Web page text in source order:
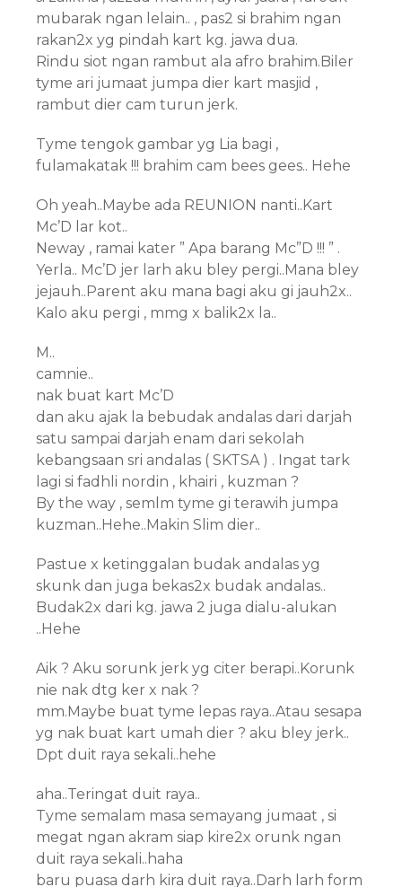
mubarak ngan lelain.. , pas2 si brahim ngan
rakan2x yg pindah kart kg. jawa dua.
Rindu siot ngan rambut ala afro brahim.Biler
tyme ari jumaat jumpa dier kart masjid ,
rambut dier cam turun jerk.
Tyme tengok gambar yg Lia bagi ,
fulamakatak !!! brahim cam bees gees.. Hehe
Oh yeah..Maybe ada REUNION nanti..Kart
Mc’D lar kot..
Neway , ramai kater ” Apa barang Mc”D !!! ” .
Yerla.. Mc’D jer larh aku bley pergi..Mana bley
jejauh..Parent aku mana bagi aku gi jauh2x..
Kalo aku pergi , mmg x balik2x la..
M..
camnie..
nak buat kart Mc’D
dan aku ajak la bebudak andalas dari darjah
satu sampai darjah enam dari sekolah
kebangsaan sri andalas ( SKTSA ) . Ingat tark
lagi si fadhli nordin , khairi , kuzman ?
By the way , semlm tyme gi terawih jumpa
kuzman..Hehe..Makin Slim dier..
Pastue x ketinggalan budak andalas yg
skunk dan juga bekas2x budak andalas..
Budak2x dari kg. jawa 2 juga dialu-alukan
..Hehe
Aik ? Aku sorunk jerk yg citer berapi..Korunk
nie nak dtg ker x nak ?
mm.Maybe buat tyme lepas raya..Atau sesapa
yg nak buat kart umah dier ? aku bley jerk..
Dpt duit raya sekali..hehe
aha..Teringat duit raya..
Tyme semalam masa semayang jumaat , si
megat ngan akram siap kire2x orunk ngan
duit raya sekali..haha
baru puasa darh kira duit raya..Darh larh form